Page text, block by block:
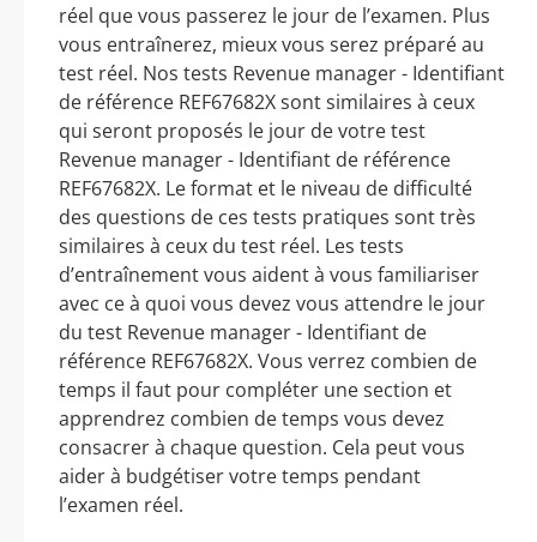
réel que vous passerez le jour de l’examen. Plus
vous entraînerez, mieux vous serez préparé au
test réel. Nos tests Revenue manager - Identifiant
de référence REF67682X sont similaires à ceux
qui seront proposés le jour de votre test
Revenue manager - Identifiant de référence
REF67682X. Le format et le niveau de difficulté
des questions de ces tests pratiques sont très
similaires à ceux du test réel. Les tests
d’entraînement vous aident à vous familiariser
avec ce à quoi vous devez vous attendre le jour
du test Revenue manager - Identifiant de
référence REF67682X. Vous verrez combien de
temps il faut pour compléter une section et
apprendrez combien de temps vous devez
consacrer à chaque question. Cela peut vous
aider à budgétiser votre temps pendant
l’examen réel.